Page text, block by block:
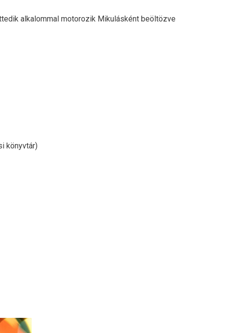
alkalommal motorozik Mikulásként beöltözve
könyvtár)